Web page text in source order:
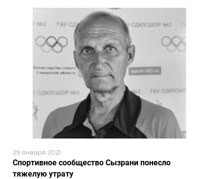
Спортивное сообщество Сызрани понесло
тяжелую утрату
29 января 2021